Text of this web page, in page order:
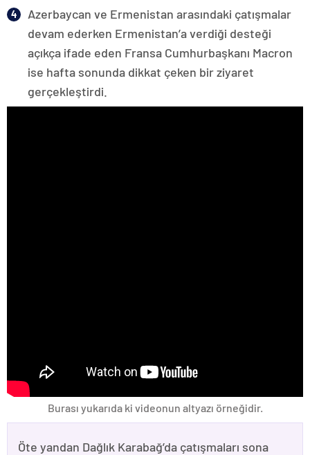
Azerbaycan ve Ermenistan arasındaki çatışmalar
devam ederken Ermenistan’a verdiği desteği
açıkça ifade eden Fransa Cumhurbaşkanı Macron
ise hafta sonunda dikkat çeken bir ziyaret
gerçekleştirdi.
Burası yukarıda ki videonun altyazı örneğidir.
Öte yandan Dağlık Karabağ’da çatışmaları sona